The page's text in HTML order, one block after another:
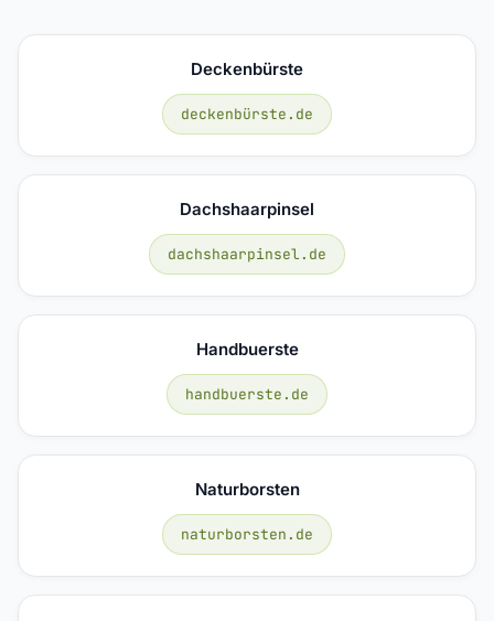
Deckenbürste
deckenbürste.de
Dachshaarpinsel
dachshaarpinsel.de
Handbuerste
handbuerste.de
Naturborsten
naturborsten.de